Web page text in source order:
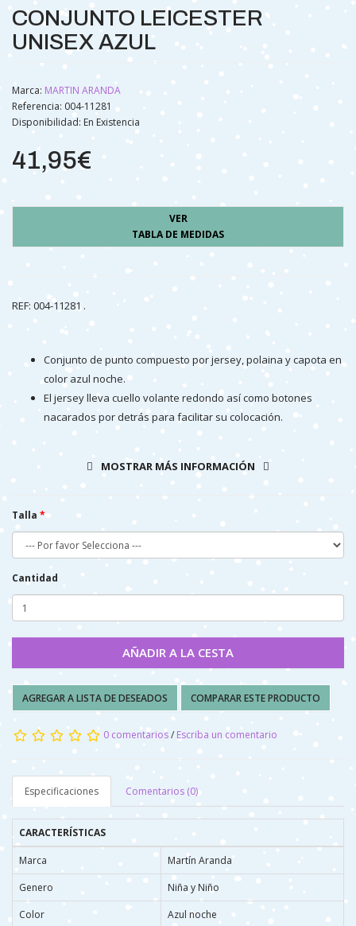
CONJUNTO LEICESTER
UNISEX AZUL
Marca: MARTIN ARANDA
Referencia: 004-11281
Disponibilidad: En Existencia
41,95€
VER
TABLA DE MEDIDAS
REF: 004-11281 .
Conjunto de punto compuesto por jersey, polaina y capota en
color azul noche.
El jersey lleva cuello volante redondo así como botones
nacarados por detrás para facilitar su colocación.
Se trata de un conjunto muy versátil debido a las diversas
opciones que tiene para combinar las 3 piezas por separado.
MOSTRAR MÁS INFORMACIÓN
Talla
Cantidad
AÑADIR A LA CESTA
AGREGAR A LISTA DE DESEADOS COMPARAR ESTE PRODUCTO
0 comentarios/ Escriba un comentario
Especificaciones Comentarios (0)
CARACTERÍSTICAS
Marca
Martín Aranda
Genero
Niña y Niño
Color
Azul noche